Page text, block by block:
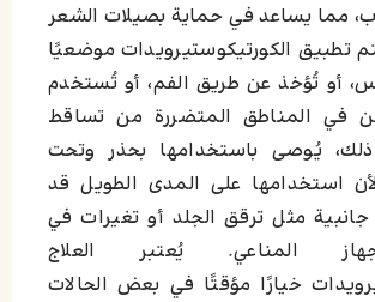
مما يساعد في حماية بصيلات الشعر
تطبيق الكورتيكوستيرويدات موضعيًا
أو تُؤخذ عن طريق الفم، أو تُستخدم
المناطق المتضررة من تساقط
يُوصى باستخدامها بحذر وتحت
استخدامها على المدى الطويل قد
جانبية مثل ترقق الجلد أو تغيرات في
المناعي. يُعتبر العلاج
خيارًا مؤقتًا في بعض الحالات